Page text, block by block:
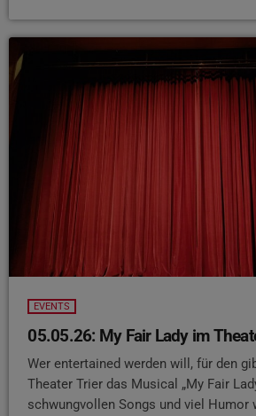
EVENTS
05.05.26: My Fair Lady im
Wer entertained werden will, für den
Theater Trier das Musical „My Fair
schwungvollen Songs und viel Humor